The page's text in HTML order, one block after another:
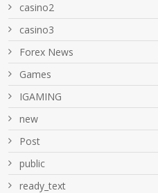
casino2
casino3
Forex News
Games
IGAMING
new
Post
public
ready_text